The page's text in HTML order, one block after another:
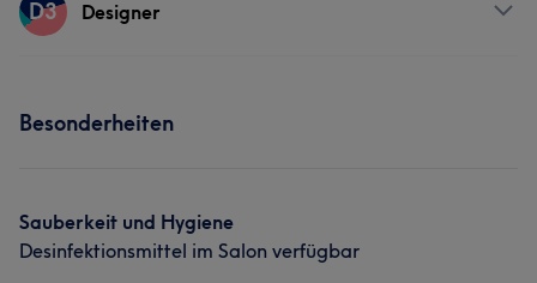
D3 Designer
Besonderheiten
Sauberkeit und Hygiene
Desinfektionsmittel im Salon verfügbar